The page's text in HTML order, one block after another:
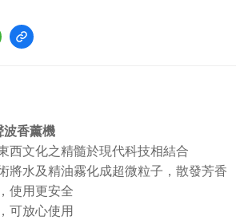
波香薰機
西文化之精髓於現代科技相結合
將水及精油霧化成超微粒子，散發芳香
使用更安全
， 可放心使用